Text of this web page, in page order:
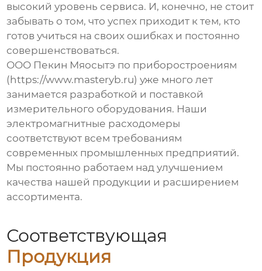
высокий уровень сервиса. И, конечно, не стоит
забывать о том, что успех приходит к тем, кто
готов учиться на своих ошибках и постоянно
совершенствоваться.
ООО Пекин Мяосытэ по приборостроениям
(https://www.masteryb.ru) уже много лет
занимается разработкой и поставкой
измерительного оборудования. Наши
электромагнитные расходомеры
соответствуют всем требованиям
современных промышленных предприятий.
Мы постоянно работаем над улучшением
качества нашей продукции и расширением
ассортимента.
Соответствующая
Продукция